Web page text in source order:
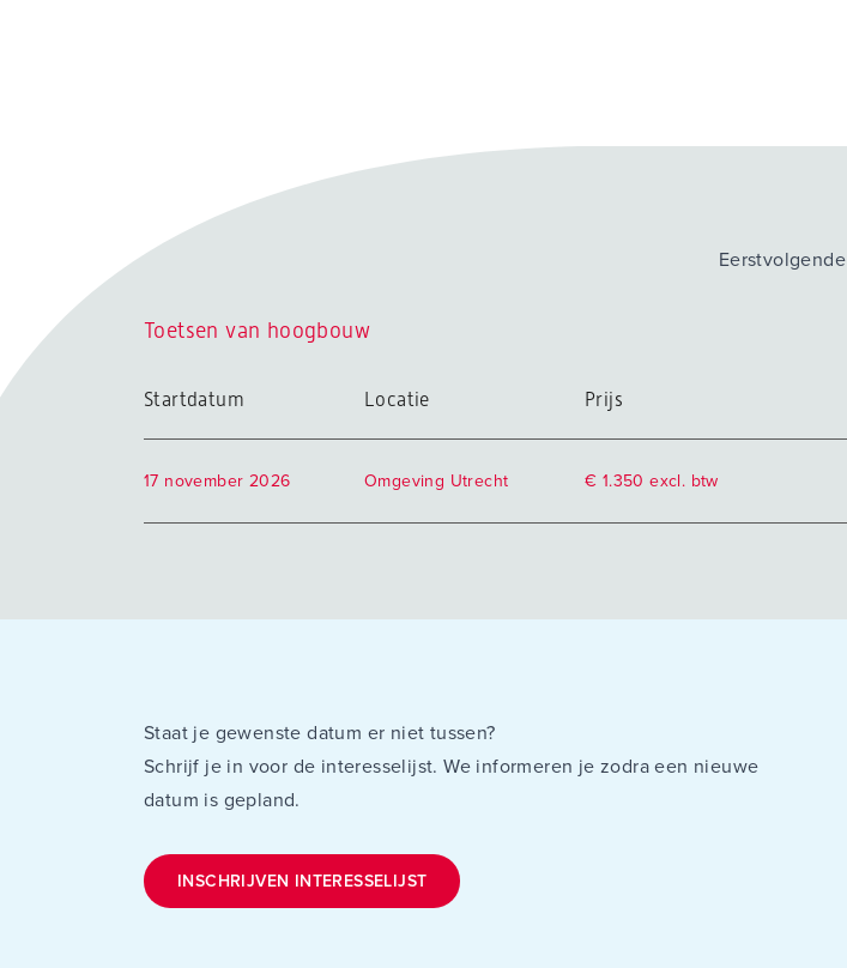
Eerstvolgende
Toetsen van hoogbouw
Startdatum Locatie Prijs
17 november 2026 Omgeving Utrecht € 1.350 excl. btw
Staat je gewenste datum er niet tussen?
Schrijf je in voor de interesselijst. We informeren je zodra een nieuwe
datum is gepland.
INSCHRIJVEN INTERESSELIJST